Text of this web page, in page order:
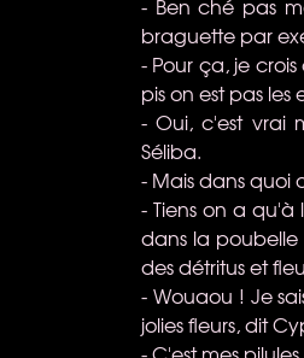
braguette par
- Pour ça, je
pis on est pas les
- Oui, c'est vrai
Séliba.
- Mais dans quoi
- Tiens on a qu'à
dans la poubelle
des détritus et
- Wouaou ! Je
jolies fleurs, dit